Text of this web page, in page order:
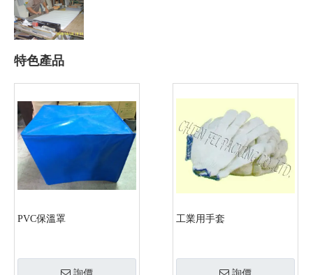
特色產品
PVC保溫罩
詢價
工業用手套
詢價